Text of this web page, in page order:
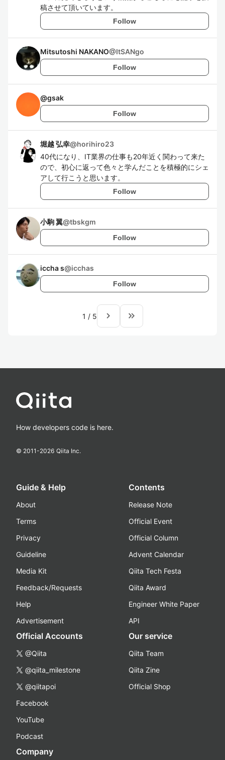
稿させて頂いています。
Follow
Mitsutoshi NAKANO@ItSANgo
Follow
@gsak
Follow
堀越 弘幸@horihiro23
40代になり、IT業界の仕事も20年近く関わって来た
ので、初心に返って色々と学んだことを積極的にシェ
アして行こうと思います。
Follow
小駒 翼@tbskgm
Follow
iccha s@icchas
Follow
1 / 5 navigate_next keyboard_double_arrow_right
How developers code is here.
© 2011-2026 Qiita Inc.
Guide & Help
About
Terms
Privacy
Guideline
Media Kit
Feedback/Requests
Help
Advertisement
Contents
Release Note
Official Event
Official Column
Advent Calendar
Qiita Tech Festa
Qiita Award
Engineer White Paper
API
Official Accounts
@Qiita
@qiita_milestone
@qiitapoi
Facebook
YouTube
Podcast
Our service
Qiita Team
Qiita Zine
Official Shop
Company